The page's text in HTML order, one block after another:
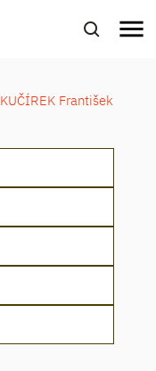
menu
KUČÍREK František